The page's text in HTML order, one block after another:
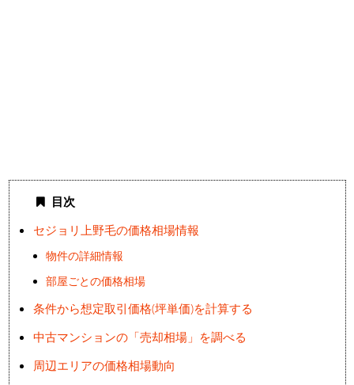
目次
セジョリ上野毛の価格相場情報
物件の詳細情報
部屋ごとの価格相場
条件から想定取引価格(坪単価)を計算する
中古マンションの「売却相場」を調べる
周辺エリアの価格相場動向